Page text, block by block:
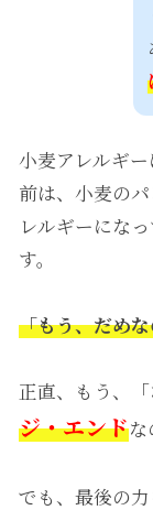
小麦アレルギ
前は、小麦の
レルギーにな
す。
「もう、だめ
正直、もう、
ジ・エンドな
でも、最後の力